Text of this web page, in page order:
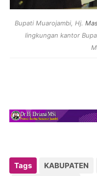
Bupati Muarojambi, Hj.
lingkungan kantor
Tags KABUPATEN